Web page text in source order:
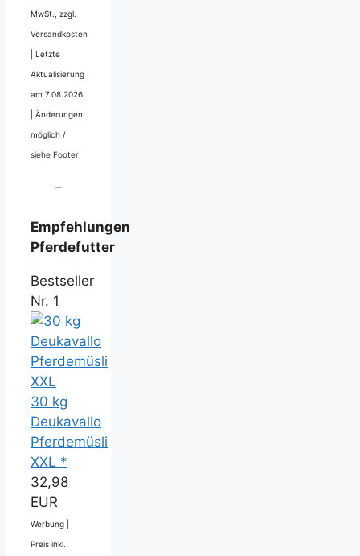
MwSt., zzgl.
Versandkosten
Letzte
Aktualisierung
am 7.08.2026
Änderungen
möglich /
siehe Footer
–
Empfehlungen
Pferdefutter
Bestseller
Nr. 1
30 kg
Deukavallo
Pferdemüsli
XXL *
32,98
EUR
Werbung |
Preis inkl.